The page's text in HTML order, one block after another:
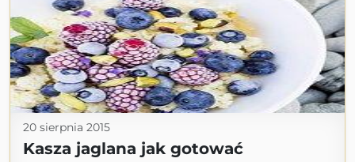
20 sierpnia 2015
Kasza jaglana jak gotować